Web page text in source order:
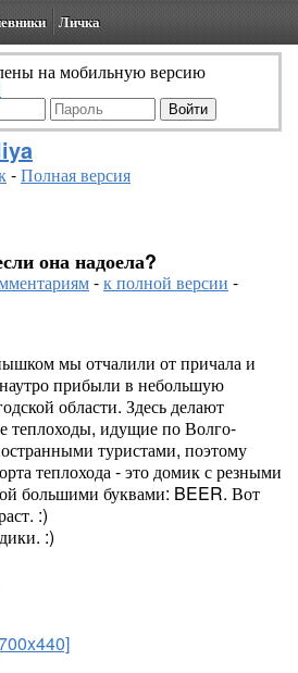
Личка
на мобильную версию
-Полная версия
она надоела?
-к полной версии -
мы отчалили от причала и
прибыли в небольшую
области. Здесь делают
теплоходы, идущие по Волго-
туристами, поэтому
теплохода - это домик с резными
большими буквами: BEER. Вот
:)
:)